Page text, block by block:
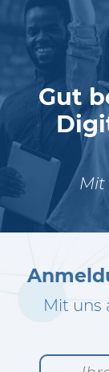
Gut
Mit
Mit uns